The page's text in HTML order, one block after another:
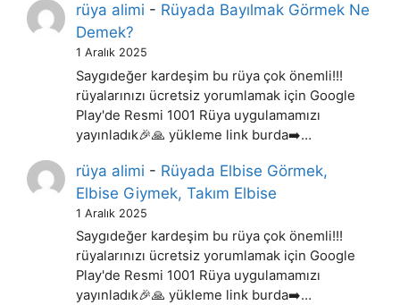
rüya alimi - Rüyada Bayılmak Görmek Ne
Demek?
1 Aralık 2025
Saygıdeğer kardeşim bu rüya çok önemli!!!
rüyalarınızı ücretsiz yorumlamak için Google
Play'de Resmi 1001 Rüya uygulamamızı
yayınladık🎉🙏 yükleme link burda➡️…
rüya alimi - Rüyada Elbise Görmek,
Elbise Giymek, Takım Elbise
1 Aralık 2025
Saygıdeğer kardeşim bu rüya çok önemli!!!
rüyalarınızı ücretsiz yorumlamak için Google
Play'de Resmi 1001 Rüya uygulamamızı
yayınladık🎉🙏 yükleme link burda➡️…